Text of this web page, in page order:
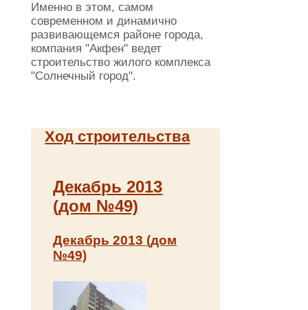
Именно в этом, самом
современном и динамично
развивающемся районе города,
компания "Акфен" ведет
строительство жилого комплекса
"Солнечный город".
Ход строительства
Декабрь 2013
(дом №49)
Декабрь 2013 (дом
№49)